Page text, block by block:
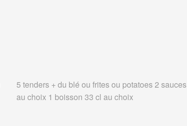
5 tenders + du blé ou frites ou potatoes 2 sauces
au choix 1 boisson 33 cl au choix